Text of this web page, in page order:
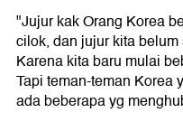
"Jujur kak Orang Korea
cilok, dan jujur kita
Karena kita baru mulai
Tapi teman-teman Korea
ada beberapa yg